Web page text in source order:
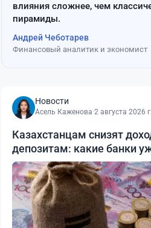
влияния сложнее, чем
пирамиды.
Андрей Чеботарев
Финансовый аналитик и экономист
Новости
Асель Каженова·2 августа 2026
Казахстанцам снизят
депозитам: какие банки